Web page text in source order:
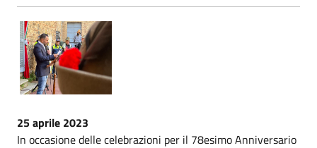
25 aprile 2023
In occasione delle celebrazioni per il 78esimo Anniversario